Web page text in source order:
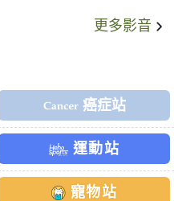
更多影音
癌症站
運動站
寵物站